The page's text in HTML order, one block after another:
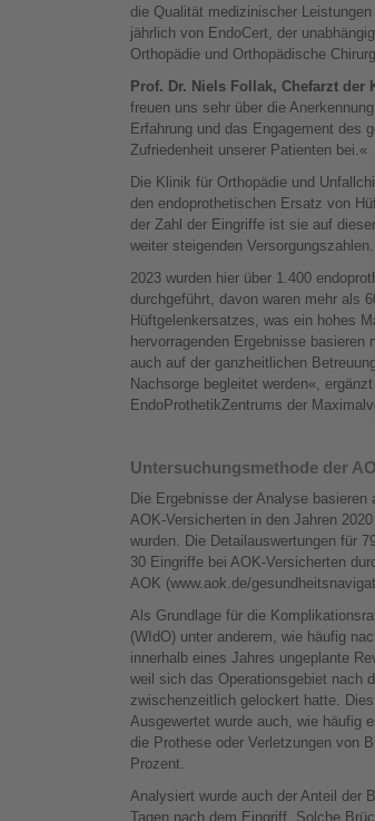
die Qualität medizinischer
jährlich von EndoCert, der
Orthopädie und Orthopädische
Prof. Dr. Niels Follak, Chefarzt
freuen uns sehr über die
Erfahrung und das Engagement des
Zufriedenheit unserer Patienten bei.«
Die Klinik für Orthopädie und
den endoprothetischen Ersatz von
der Zahl der Eingriffe ist sie auf
weiter steigenden Versorgungszahlen.
2023 wurden hier über 1.400
durchgeführt, davon waren mehr als
Hüftgelenkersatzes, was ein hohes
hervorragenden Ergebnisse
auch auf der ganzheitlichen
Nachsorge begleitet werden«,
EndoProthetikZentrums der
Untersuchungsmethode der
Die Ergebnisse der Analyse
AOK-Versicherten in den Jahren
wurden. Die Detailauswertungen für
30 Eingriffe bei AOK-Versicherten
AOK (www.aok.de/
Als Grundlage für die
(WIdO) unter anderem, wie häufig
innerhalb eines Jahres ungeplante
weil sich das Operationsgebiet nach
zwischenzeitlich gelockert hatte.
Ausgewertet wurde auch, wie häufig
die Prothese oder Verletzungen von
Prozent.
Analysiert wurde auch der Anteil der
Tagen nach dem Eingriff. Solche